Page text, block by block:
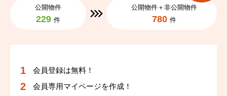
公開物件
229 件
公開物件＋非公開物件
780 件
会員登録は無料！
会員専用マイページを作成！